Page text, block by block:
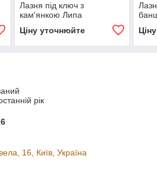
Лазня під ключ з
кам'янкою Липа
Ціну уточнюйте
рік
16, Київ, Україна